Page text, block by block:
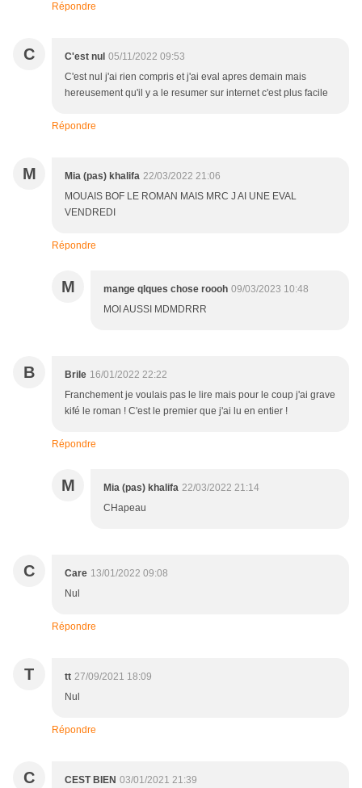
Répondre
C C'est nul 05/11/2022 09:53
C'est nul j'ai rien compris et j'ai eval apres demain mais
hereusement qu'il y a le resumer sur internet c'est plus facile
Répondre
M Mia (pas) khalifa 22/03/2022 21:06
MOUAIS BOF LE ROMAN MAIS MRC J AI UNE EVAL
VENDREDI
Répondre
M mange qlques chose roooh 09/03/2023 10:48
MOI AUSSI MDMDRRR
B Brile 16/01/2022 22:22
Franchement je voulais pas le lire mais pour le coup j'ai grave
kifé le roman ! C'est le premier que j'ai lu en entier !
Répondre
M Mia (pas) khalifa 22/03/2022 21:14
CHapeau
C Care 13/01/2022 09:08
Nul
Répondre
T tt 27/09/2021 18:09
Nul
Répondre
C CEST BIEN 03/01/2021 21:39